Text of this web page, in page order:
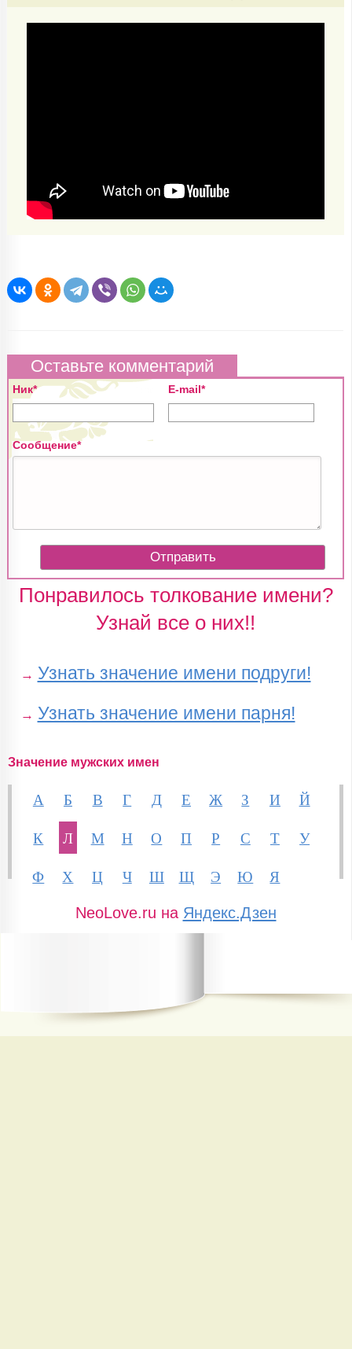
Оставьте комментарий
Ник* E-mail*
Сообщение*
Понравилось толкование имени?
Узнай все о них!!
→ Узнать значение имени подруги!
→ Узнать значение имени парня!
Значение мужских имен
А Б В Г Д Е Ж З И
Й
К
Л М Н О П Р С Т
У
Ф
Х Ц Ч Ш Щ Э Ю Я
NeoLove.ru на Яндекс.Дзен